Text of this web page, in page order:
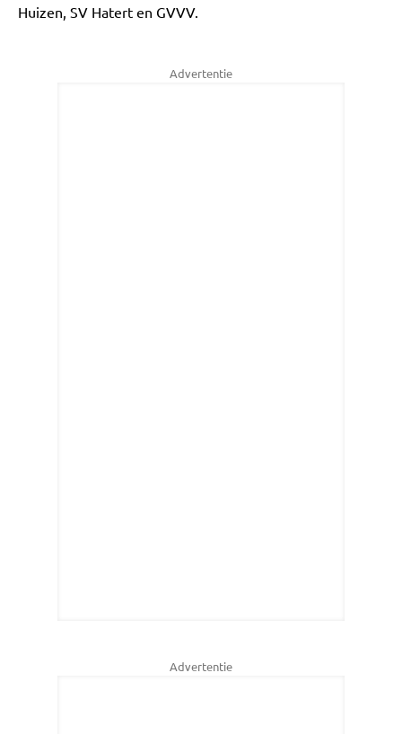
Huizen, SV Hatert en GVVV.
Advertentie
Advertentie